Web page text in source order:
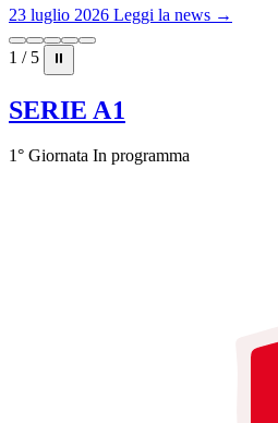
23 luglio 2026 Leggi la news →
1 / 5 ⏸
SERIE A1
1° Giornata In programma